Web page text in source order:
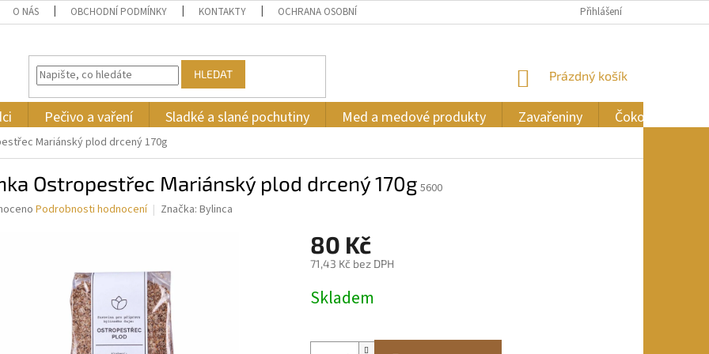
O NÁS OBCHODNÍ PODMÍNKY KONTAKTY OCHRANA OSOBNÍCH ÚDAJŮ Přihlášení
HLEDAT
NÁKUPNÍ
Prázdný košík
Pečivo a vaření Sladké a slané pochutiny Med a medové produkty Zavařeniny Čokoláda
Mariánský plod drcený 170g
Ostropestřec Mariánský plod drcený 170g 5600
Podrobnosti hodnocení Značka: Bylinca
80 Kč
71,43 Kč bez DPH
cena:
Skladem